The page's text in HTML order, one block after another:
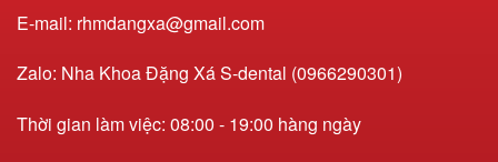
E-mail: rhmdangxa@gmail.com
Zalo: Nha Khoa Đặng Xá S-dental (0966290301)
Thời gian làm việc: 08:00 - 19:00 hàng ngày